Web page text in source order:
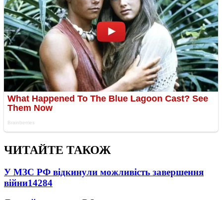
ЧИТАЙТЕ ТАКОЖ
У МЗС РФ відкинули можливість завершення
війни14284